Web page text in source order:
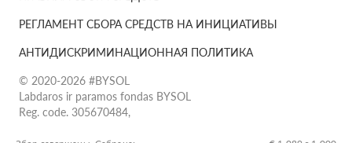
РЕГЛАМЕНТ СБОРА СРЕДСТВ НА ИНИЦИАТИВЫ
АНТИДИСКРИМИНАЦИОННАЯ ПОЛИТИКА
© 2020-2026 #BYSOL
Labdaros ir paramos fondas BYSOL
Reg. code. 305670484,